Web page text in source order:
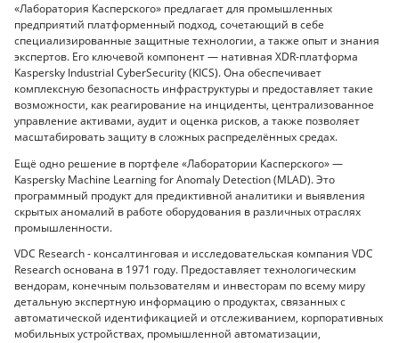
«Лаборатория Касперского» предлагает для промышленных
предприятий платформенный подход, сочетающий в себе
специализированные защитные технологии, а также опыт и знания
экспертов. Его ключевой компонент — нативная XDR-платформа
Kaspersky Industrial CyberSecurity (KICS). Она обеспечивает
комплексную безопасность инфраструктуры и предоставляет такие
возможности, как реагирование на инциденты, централизованное
управление активами, аудит и оценка рисков, а также позволяет
масштабировать защиту в сложных распределённых средах.
Ещё одно решение в портфеле «Лаборатории Касперского» —
Kaspersky Machine Learning for Anomaly Detection (MLAD). Это
программный продукт для предиктивной аналитики и выявления
скрытых аномалий в работе оборудования в различных отраслях
промышленности.
VDC Research - консалтинговая и исследовательская компания VDC
Research основана в 1971 году. Предоставляет технологическим
вендорам, конечным пользователям и инвесторам по всему миру
детальную экспертную информацию о продуктах, связанных с
автоматической идентификацией и отслеживанием, корпоративных
мобильных устройствах, промышленной автоматизации,